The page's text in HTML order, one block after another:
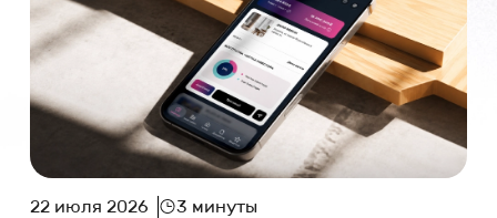
22 июля 2026 3 минуты